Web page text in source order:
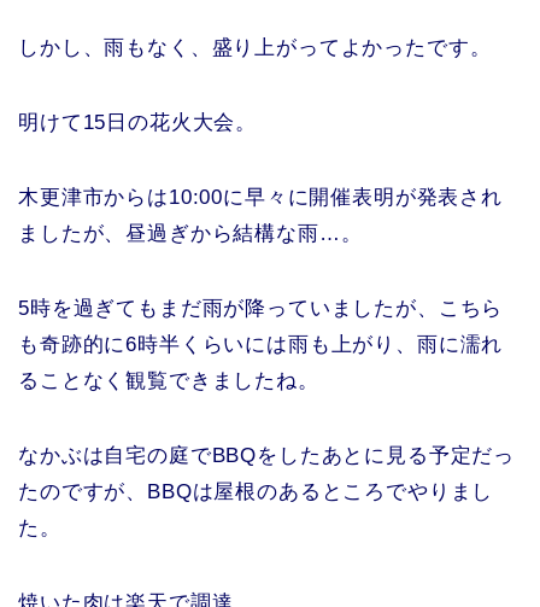
しかし、雨もなく、盛り上がってよかったです。
明けて15日の花火大会。
木更津市からは10:00に早々に開催表明が発表され
ましたが、昼過ぎから結構な雨…。
5時を過ぎてもまだ雨が降っていましたが、こちら
も奇跡的に6時半くらいには雨も上がり、雨に濡れ
ることなく観覧できましたね。
なかぶは自宅の庭でBBQをしたあとに見る予定だっ
たのですが、BBQは屋根のあるところでやりまし
た。